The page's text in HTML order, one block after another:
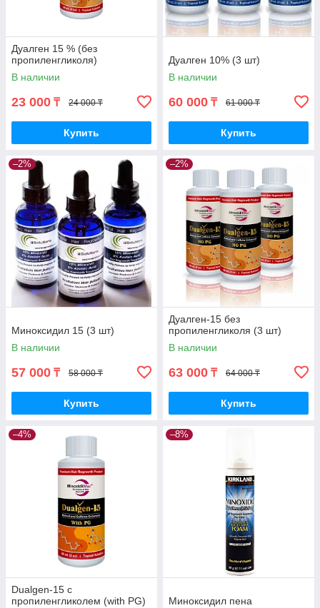
Дуалген 15 % (без
пропиленгликоля)
В наличии
23 000 ₸ 24 000 ₸
Купить
Дуалген 10% (3 шт)
В наличии
60 000 ₸ 61 000 ₸
Купить
–2%
Миноксидил 15 (3 шт)
В наличии
57 000 ₸ 58 000 ₸
Купить
–2%
Дуалген-15 без
пропиленгликоля (3 шт)
В наличии
63 000 ₸ 64 000 ₸
Купить
–4%
Dualgen-15 с
пропиленгликолем (with PG)
–8%
Миноксидил пена